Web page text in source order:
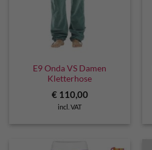
E9 Onda VS Damen
Kletterhose
€110,00
incl. VAT